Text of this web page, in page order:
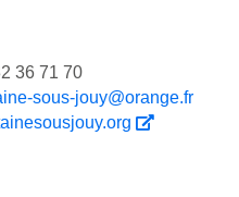
36 71 70
sous-jouy@orange.fr